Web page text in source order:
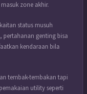
zone akhir.
status musuh
pertahanan genting bisa
kendaraan bila
tembak-tembakan tapi
utility seperti